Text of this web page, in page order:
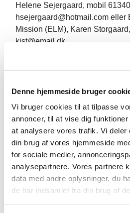
Denne hjemmeside bruger
Vi bruger cookies til at tilpasse
annoncer, til at vise dig
at analysere vores trafik. Vi deler
din brug af vores hjemmeside
for sociale medier,
analysepartnere. Vores partnere
data med andre oplysninger, du
de har indsamlet fra din brug af
Helene Sejergaard, mobil
hsejergaard@hotmail.com eller
Mission (ELM), Karen
kjst@email.dk